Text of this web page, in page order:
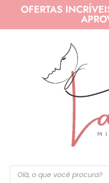
OFERTAS